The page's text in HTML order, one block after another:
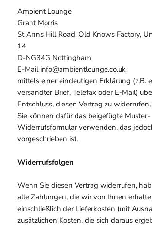
Ambient Lounge
Grant Morris
St Anns Hill Road, Old Knows Factory,
14
D-NG34G Nottingham
E-Mail info@ambientlounge.co.uk
mittels einer eindeutigen Erklärung (z.B.
versandter Brief, Telefax oder E-Mail)
Entschluss, diesen Vertrag zu
Sie können dafür das beigefügte Muster-
Widerrufsformular verwenden, das
vorgeschrieben ist.
Widerrufsfolgen
Wenn Sie diesen Vertrag widerrufen,
alle Zahlungen, die wir von Ihnen
einschließlich der Lieferkosten (mit
zusätzlichen Kosten, die sich daraus